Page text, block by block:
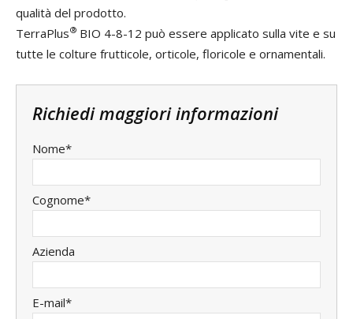
qualità del prodotto.
TerraPlus® BIO 4-8-12 può essere applicato sulla vite e su
tutte le colture frutticole, orticole, floricole e ornamentali.
Richiedi maggiori informazioni
Nome*
Cognome*
Azienda
E-mail*